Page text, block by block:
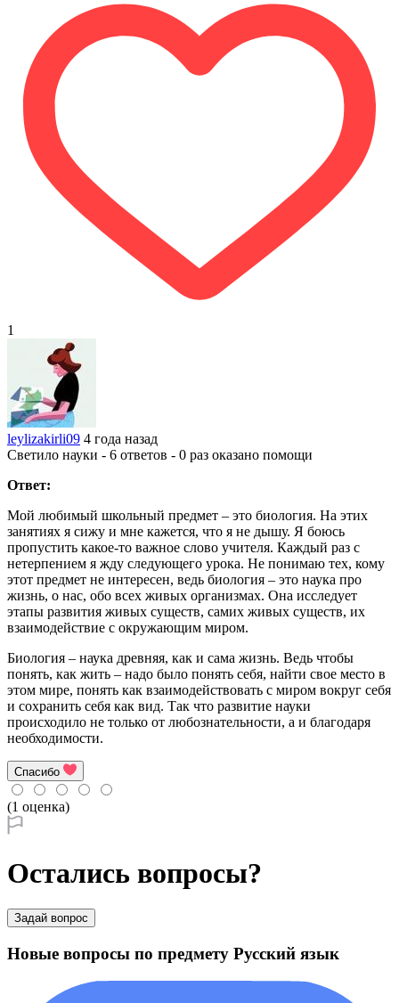
1
leylizakirli09 4 года назад
Светило науки - 6 ответов - 0 раз оказано помощи
Ответ:
Мой любимый школьный предмет – это биология. На этих
занятиях я сижу и мне кажется, что я не дышу. Я боюсь
пропустить какое-то важное слово учителя. Каждый раз с
нетерпением я жду следующего урока. Не понимаю тех, кому
этот предмет не интересен, ведь биология – это наука про
жизнь, о нас, обо всех живых организмах. Она исследует
этапы развития живых существ, самих живых существ, их
взаимодействие с окружающим миром.
Биология – наука древняя, как и сама жизнь. Ведь чтобы
понять, как жить – надо было понять себя, найти свое место в
этом мире, понять как взаимодействовать с миром вокруг себя
и сохранить себя как вид. Так что развитие науки
происходило не только от любознательности, а и благодаря
необходимости.
Спасибо
(1 оценка)
Остались вопросы?
Задай вопрос
Новые вопросы по предмету Русский язык